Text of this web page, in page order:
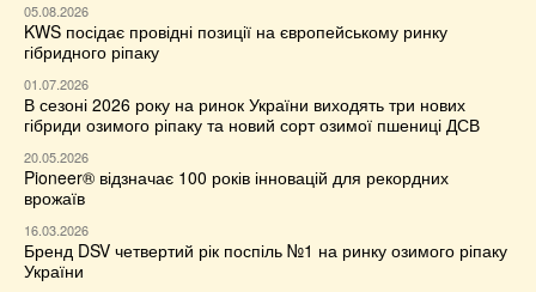
05.08.2026
KWS посідає провідні позиції на європейському ринку
гібридного ріпаку
01.07.2026
В сезоні 2026 року на ринок України виходять три нових
гібриди озимого ріпаку та новий сорт озимої пшениці ДСВ
20.05.2026
Pioneer® відзначає 100 років інновацій для рекордних
врожаїв
16.03.2026
Бренд DSV четвертий рік поспіль №1 на ринку озимого ріпаку
України